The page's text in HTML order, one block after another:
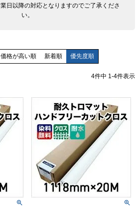
日以降の対応となりますのでご了承くださ
い。
価格が高い順 新着順 優先度順
4件中 1-4件表示